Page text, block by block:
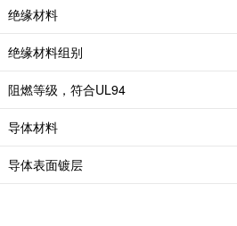
绝缘材料
绝缘材料组别
阻燃等级，符合UL94
导体材料
导体表面镀层